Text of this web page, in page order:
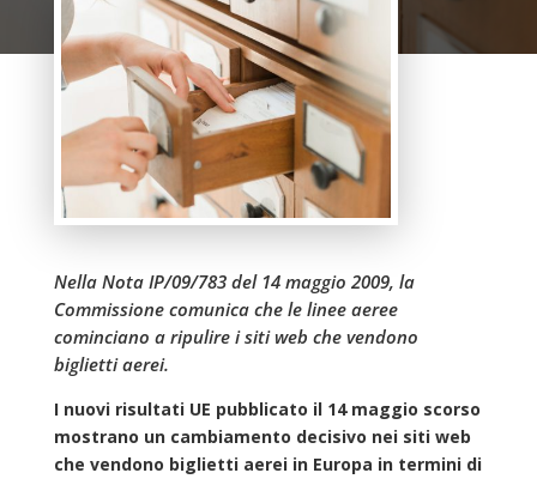
Nella Nota IP/09/783 del 14 maggio 2009, la
Commissione comunica che le linee aeree
cominciano a ripulire i siti web che vendono
biglietti aerei.
I nuovi risultati UE pubblicato il 14 maggio scorso
mostrano un cambiamento decisivo nei siti web
che vendono biglietti aerei in Europa in termini di